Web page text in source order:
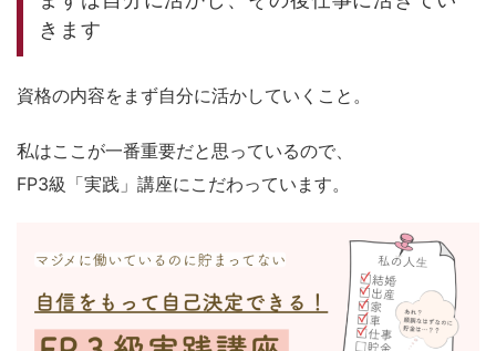
きます
資格の内容をまず自分に活かしていくこと。
私はここが一番重要だと思っているので、
FP3級「実践」講座にこだわっています。